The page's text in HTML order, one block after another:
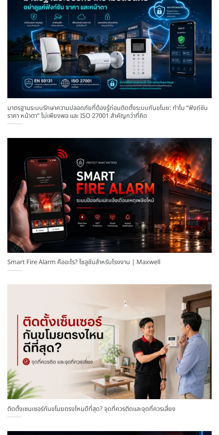
มาตรฐานระบบรักษาความปลอดภัยที่ต้องรู้ก่อนติดตั้งระบบกันขโมย: ทำไม “ฟังก์ชัน
ราคา หน้าตา” ไม่เพียงพอ และ ISO 27001 สำคัญกว่าที่คิด
Smart Fire Alarm คืออะไร? โซลูชันสำหรับโรงงาน | Maxwell
ติดตั้งเซนเซอร์กันขโมยตรงไหนดีที่สุด? จุดที่ควรติดและจุดที่ควรเลี่ยง